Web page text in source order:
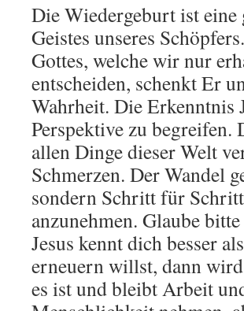
Die Wiedergeburt ist
Geistes unseres
Gottes, welche wir nur
entscheiden, schenkt Er
Wahrheit. Die Erkenntnis
Perspektive zu
allen Dinge dieser Welt
Schmerzen. Der Wandel
sondern Schritt für
anzunehmen. Glaube
Jesus kennt dich besser
erneuern willst, dann
es ist und bleibt Arbeit